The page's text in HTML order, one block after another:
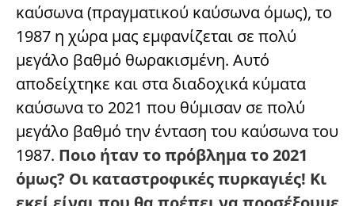
καύσωνα (πραγματικού καύσωνα όμως), το
1987 η χώρα μας εμφανίζεται σε πολύ
μεγάλο βαθμό θωρακισμένη. Αυτό
αποδείχτηκε και στα διαδοχικά κύματα
καύσωνα το 2021 που θύμισαν σε πολύ
μεγάλο βαθμό την ένταση του καύσωνα του
1987. Ποιο ήταν το πρόβλημα το 2021
όμως? Οι καταστροφικές πυρκαγιές! Κι